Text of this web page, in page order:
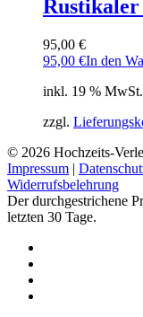
Rustikaler
95,00 €
95,00 €In den
inkl. 19 % MwSt.
zzgl.
© 2026 Hochzeits-
Impressum |
Widerrufsbelehrung
Der durchgestrichene
letzten 30 Tage.